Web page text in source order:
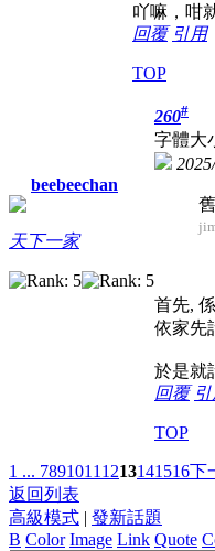
吖嘛，咁
回覆 引用
TOP
beebeechan
天下一家
260#
字體大
首先,
依家先
於是就
回覆
TOP
1 ... 7891011 1213141516下
返回列表
高級模式 | 發新話題
B Color Image Link Quote